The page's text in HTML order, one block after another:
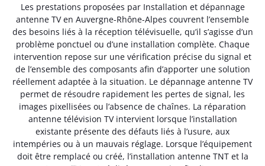
Les prestations proposées par Installation et dépannage
antenne TV en Auvergne-Rhône-Alpes couvrent l’ensemble
des besoins liés à la réception télévisuelle, qu’il s’agisse d’un
problème ponctuel ou d’une installation complète. Chaque
intervention repose sur une vérification précise du signal et
de l’ensemble des composants afin d’apporter une solution
réellement adaptée à la situation. Le dépannage antenne TV
permet de résoudre rapidement les pertes de signal, les
images pixellisées ou l’absence de chaînes. La réparation
antenne télévision TV intervient lorsque l’installation
existante présente des défauts liés à l’usure, aux
intempéries ou à un mauvais réglage. Lorsque l’équipement
doit être remplacé ou créé, l’installation antenne TNT et la